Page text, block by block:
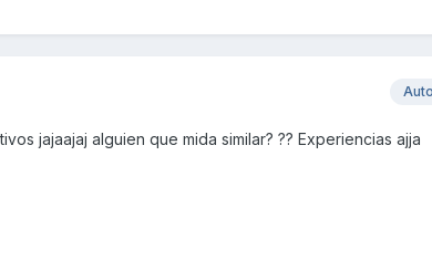
jajaajaj alguien que mida similar? ?? Experiencias ajja